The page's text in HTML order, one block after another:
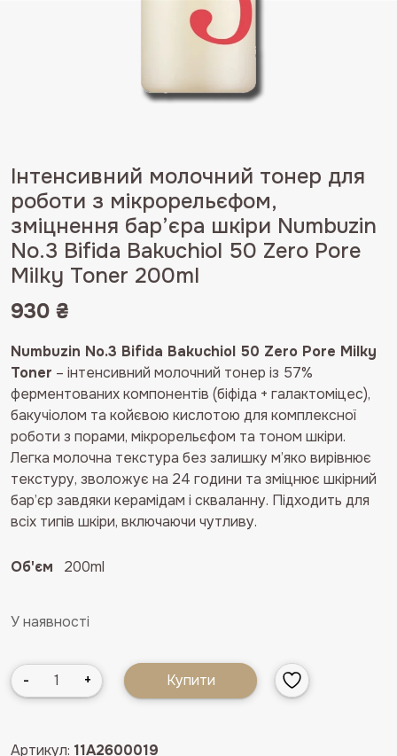
Інтенсивний молочний тонер для
роботи з мікрорельєфом,
зміцнення бар’єра шкіри Numbuzin
No.3 Bifida Bakuchiol 50 Zero Pore
Milky Toner 200ml
930 ₴
Numbuzin No.3 Bifida Bakuchiol 50 Zero Pore Milky
Toner – інтенсивний молочний тонер із 57%
ферментованих компонентів (біфіда + галактоміцес),
бакучіолом та койєвою кислотою для комплексної
роботи з порами, мікрорельєфом та тоном шкіри.
Легка молочна текстура без залишку м’яко вирівнює
текстуру, зволожує на 24 години та зміцнює шкірний
бар’єр завдяки керамідам і скваланну. Підходить для
всіх типів шкіри, включаючи чутливу.
Об'єм 200ml
У наявності
Інтенсивний
молочний
- + Купити
Артикул: 11A2600019